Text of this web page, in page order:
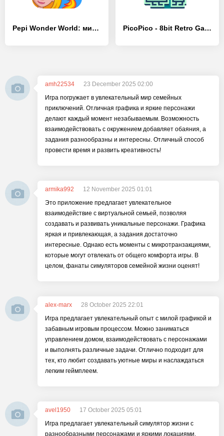
Pepi Wonder World: мир сказок! - [MOD Много монет] PicoPico - 8bit Retro Games
amh22534
23 December 2025 02:00
Игра погружает в увлекательный мир семейных
приключений. Отличная графика и яркие персонажи
делают каждый момент незабываемым. Возможность
взаимодействовать с окружением добавляет обаяния, а
задания разнообразны и интересны. Отличный способ
провести время и развить креативность!
armika992
12 November 2025 01:01
Это приложение предлагает увлекательное
взаимодействие с виртуальной семьей, позволяя
создавать и развивать уникальные персонажи. Графика
яркая и привлекающая, а задания достаточно
интересные. Однако есть моменты с микротранзакциями,
которые могут отвлекать от общего комфорта игры. В
целом, фанаты симуляторов семейной жизни оценят!
alex-marx
28 October 2025 22:01
Игра предлагает увлекательный опыт с милой графикой и
забавным игровым процессом. Можно заниматься
управлением домом, взаимодействовать с персонажами
и выполнять различные задачи. Отлично подходит для
тех, кто любит создавать уютные миры и наслаждаться
легким геймплеем.
avel1950
17 October 2025 05:01
Игра предлагает увлекательный симулятор жизни с
разнообразными персонажами и яркими локациями.